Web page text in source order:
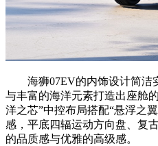
海狮07EV的内饰设计简洁
与丰富的海洋元素打造出座舱
洋之芯”中控布局搭配“悬浮之
感，平底四辐运动方向盘、复
的品质感与优雅的高级感。